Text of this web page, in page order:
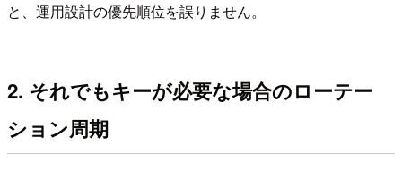
と、運用設計の優先順位を誤りません。
2. それでもキーが必要な場合のローテー
ション周期